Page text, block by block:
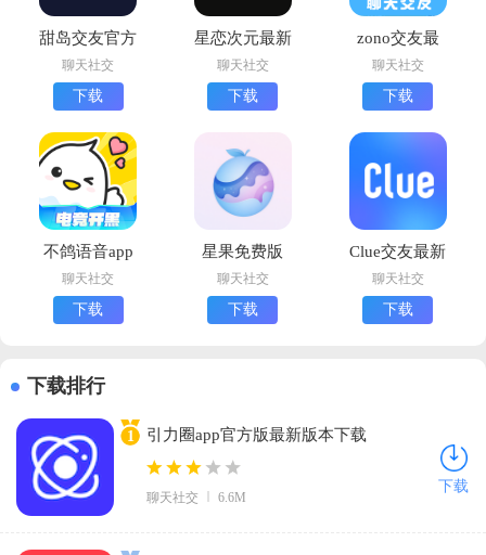
甜岛交友官方
版
聊天社交
下载
星恋次元最新
版下载
聊天社交
下载
zono交友最
新版下载
聊天社交
下载
不鸽语音app
下载安卓版
(不鸽电竞)
聊天社交
下载
星果免费版
聊天社交
下载
Clue交友最新
版下载
聊天社交
下载
下载排行
1
引力圈app官方版最新版本下载
(UniFans)v25101618 官方正版
聊天社交 6.6M
下载